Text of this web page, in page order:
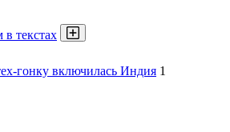
текстах
гонку включилась Индия 1